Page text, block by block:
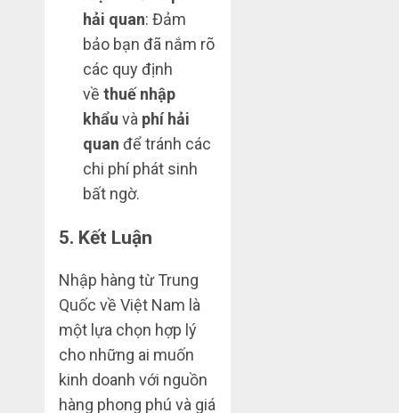
hải quan: Đảm
bảo bạn đã nắm rõ
các quy định
về thuế nhập
khẩu và phí hải
quan để tránh các
chi phí phát sinh
bất ngờ.
5. Kết Luận
Nhập hàng từ Trung
Quốc về Việt Nam là
một lựa chọn hợp lý
cho những ai muốn
kinh doanh với nguồn
hàng phong phú và giá